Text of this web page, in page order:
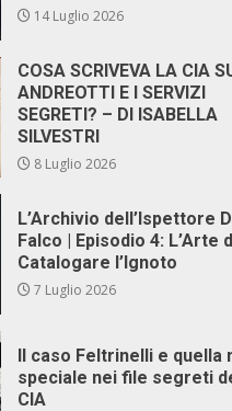
14 Luglio 2026
COSA SCRIVEVA LA CIA
ANDREOTTI E I SERVIZI
SEGRETI? – DI ISABELLA
SILVESTRI
8 Luglio 2026
L’Archivio dell’Ispettore
Falco | Episodio 4: L’Arte
Catalogare l’Ignoto
7 Luglio 2026
Il caso Feltrinelli e quella
speciale nei file segreti
CIA